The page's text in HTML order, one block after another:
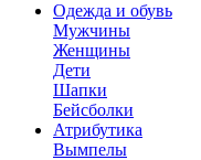
Одежда и обувь
Мужчины
Женщины
Дети
Шапки
Бейсболки
Атрибутика
Вымпелы